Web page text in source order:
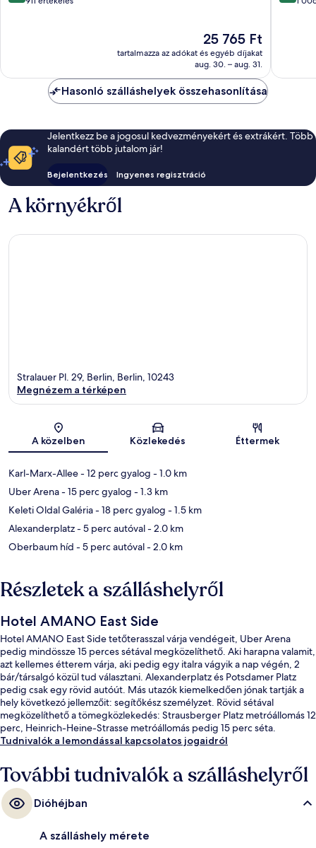
Az
ár
25 765 Ft
25 765 Ft
tartalmazza az adókat és egyéb díjakat
aug. 30. – aug. 31.
Hasonló szálláshelyek összehasonlítása
Jelentkezz be a jogosul kedvezményekért és extrákért. Több
kalandért több jutalom jár!
Bejelentkezés Ingyenes regisztráció
A környékről
Térkép
Stralauer Pl. 29, Berlin, Berlin, 10243
Megnézem a térképen
A közelben Közlekedés Éttermek
Karl-Marx-Allee- 12 perc gyalog - 1.0 km
Uber Arena- 15 perc gyalog - 1.3 km
Keleti Oldal Galéria- 18 perc gyalog - 1.5 km
Alexanderplatz- 5 perc autóval- 2.0 km
Oberbaum híd - 5 perc autóval- 2.0 km
Részletek a szálláshelyről
Hotel AMANO East Side
Hotel AMANO East Side tetőterasszal várja vendégeit, Uber Arena
pedig mindössze 15 perces sétával megközelíthető. Aki harapna valamit,
azt kellemes étterem várja, aki pedig egy italra vágyik a nap végén, 2
bár/társalgó közül tud választani. Alexanderplatz és Potsdamer Platz
pedig csak egy rövid autóút. Más utazók kiemelkedően jónak tartják a
hely következó jellemzőit: segítőkész személyzet. Rövid sétával
megközelíthető a tömegközlekedés: Strausberger Platz metróállomás 12
perc, Heinrich-Heine-Strasse metróállomás pedig 15 perc séta.
Tudnivalók a lemondással kapcsolatos jogaidról
További tudnivalók a szálláshelyről
Dióhéjban
A szálláshely mérete